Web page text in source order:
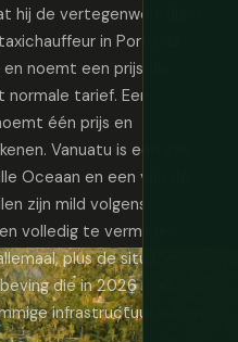
hij de vertegenwoordiger
in Port Vila
noemt een prijs die
tarief. Een
één prijs en
Vanuatu is een van
Oceaan en een van de
zijn mild volgens
volledig te vermijden.
plus de situatie
die in 2026 nog
infrastructuur in Port